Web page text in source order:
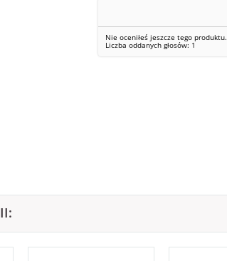
Nie oceniłeś jeszcze tego produktu.
Liczba oddanych głosów: 1